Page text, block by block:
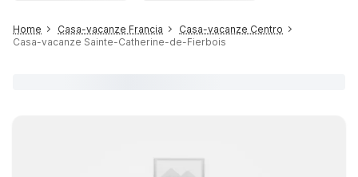
Home Casa-vacanze Francia
Casa-vacanze Centro
Casa-vacanze Sainte-Catherine-de-Fierbois